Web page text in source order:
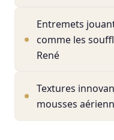
Entremets
comme les
René
Textures
mousses